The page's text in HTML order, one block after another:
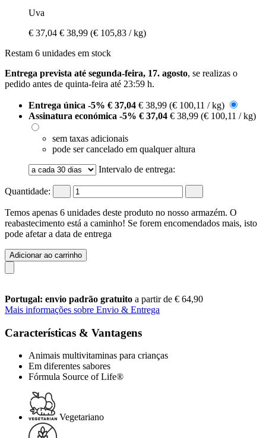
Uva
€ 37,04 € 38,99 (€ 105,83 / kg)
Restam 6 unidades em stock
Entrega prevista até segunda-feira, 17. agosto, se realizas o
pedido antes de quinta-feira até 23:59 h.
Entrega única -5% € 37,04 € 38,99 (€ 100,11 / kg)
Assinatura económica -5% € 37,04 € 38,99 (€ 100,11 / kg)
sem taxas adicionais
pode ser cancelado em qualquer altura
Intervalo de entrega:
Quantidade:
Temos apenas 6 unidades deste produto no nosso armazém. O
reabastecimento está a caminho! Se forem encomendados mais, isto
pode afetar a data de entrega
Adicionar ao carrinho
Portugal: envio padrão gratuito a partir de € 64,90
Mais informações sobre Envio & Entrega
Características & Vantagens
Animais multivitaminas para crianças
Em diferentes sabores
Fórmula Source of Life®
Vegetariano